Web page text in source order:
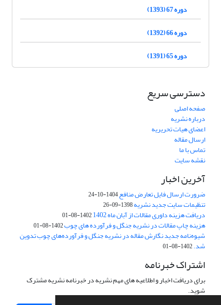
دوره 67 (1393)
دوره 66 (1392)
دوره 65 (1391)
دسترسی سریع
صفحه اصلی
درباره نشریه
اعضای هیات تحریریه
ارسال مقاله
تماس با ما
نقشه سایت
آخرین اخبار
ضرورت ارسال فایل تعارض منافع1404-10-24
تنظیمات سایت جدید نشریه1398-09-26
دریافت هزینه داوری مقالات از آبان ماه 1402 1402-08-01
هزینه چاپ مقالات در نشریه جنگل و فرآورده های چوب1402-08-01
شیوه‌نامه جدید نگارش مقاله در نشریه جنگل و فرآورده‌های چوب تدوین
شد.1402-08-01
اشتراک خبرنامه
برای دریافت اخبار و اطلاعیه های مهم نشریه در خبرنامه نشریه مشترک
شوید.